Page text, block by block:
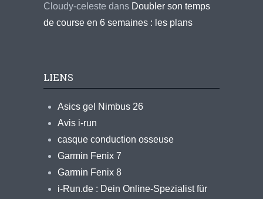
Cloudy-celeste dans Doubler son temps
de course en 6 semaines : les plans
LIENS
Asics gel Nimbus 26
Avis i-run
casque conduction osseuse
Garmin Fenix 7
Garmin Fenix 8
i-Run.de : Dein Online-Spezialist für